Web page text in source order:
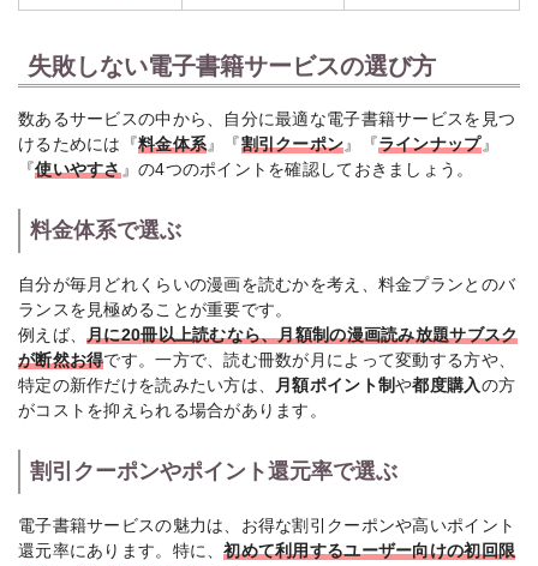
失敗しない電子書籍サービスの選び方
数あるサービスの中から、自分に最適な電子書籍サービスを見つ
けるためには『料金体系 』『割引クーポン 』『ラインナップ』
『使いやすさ』の4つのポイントを確認しておきましょう。
料金体系で選ぶ
自分が毎月どれくらいの漫画を読むかを考え、料金プランとのバ
ランスを見極めることが重要です。
例えば、月に20冊以上読むなら、月額制の漫画読み放題サブスク
が断然お得です。一方で、読む冊数が月によって変動する方や、
特定の新作だけを読みたい方は、
月額ポイント制や都度購入の方
がコストを抑えられる場合があります。
割引クーポンやポイント還元率で選ぶ
電子書籍サービスの魅力は、お得な割引クーポンや高いポイント
還元率にあります。特に、初めて利用するユーザー向けの初回限